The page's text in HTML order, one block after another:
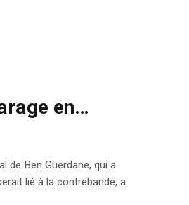
en…
de Ben Guerdane, qui a
lié à la contrebande, a